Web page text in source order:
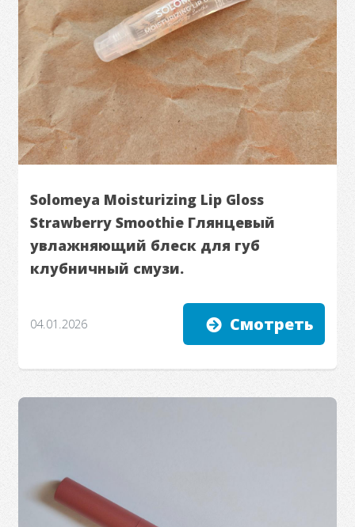
Solomeya Moisturizing Lip Gloss
Strawberry Smoothie Глянцевый
увлажняющий блеск для губ
клубничный смузи.
04.01.2026 Смотреть